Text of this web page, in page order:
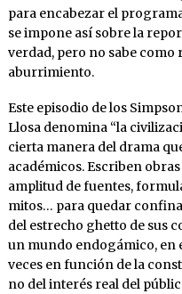
para encabezar el
se impone así sobre la
verdad, pero no sabe como
aburrimiento.
Este episodio de los
Llosa denomina “la
cierta manera del drama
académicos. Escriben
amplitud de fuentes,
mitos… para quedar
del estrecho ghetto de sus
un mundo endogámico, en
veces en función de la
no del interés real del